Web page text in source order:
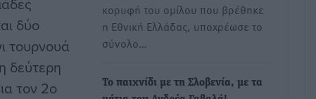
δύο
τουρνουά
δεύτερη
τον 2ο
κορυφή του ομίλου που βρέθηκε
η Εθνική Ελλάδας, υποχρέωσε το
σύνολο…
Το παιχνίδι με τη Σλοβενία, με τα